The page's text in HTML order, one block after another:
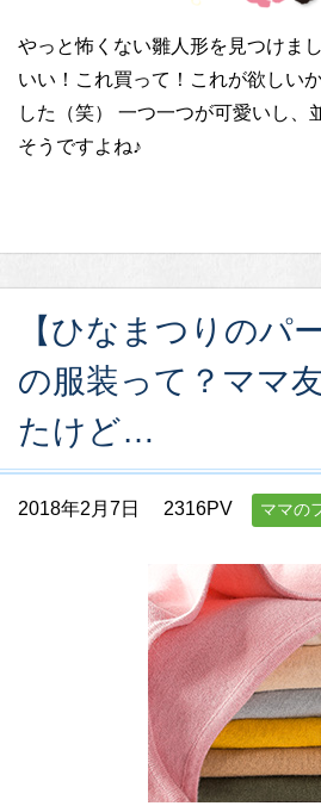
やっと怖くない雛人形を見つけま
いい！これ買って！これが欲しい
した（笑） 一つ一つが可愛いし、
そうですよね♪
【ひなまつりのパ
の服装って？ママ
たけど…
2018年2月7日 2316PV ママの